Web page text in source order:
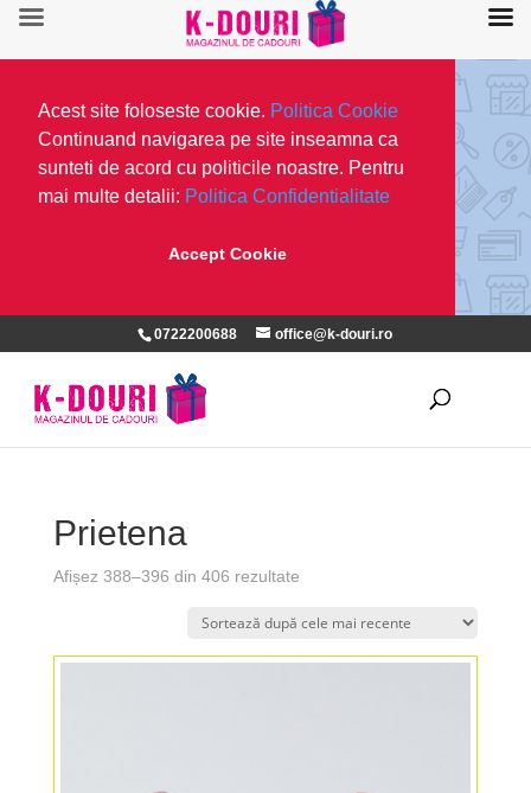
Acest site foloseste cookie. Politica Cookie
Continuand navigarea pe site inseamna ca
sunteti de acord cu politicile noastre. Pentru
mai multe detalii: Politica Confidentialitate
Accept Cookie
0722200688 office@k-douri.ro
Prietena
Afișez 388–396 din 406 rezultate